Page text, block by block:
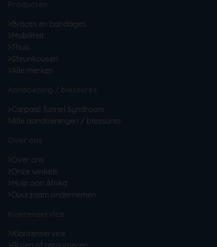
Braces en bandages
Mobiliteit
Thuis
Steunkousen
Alle merken
Carpaal Tunnel Syndroom
Alle aandoeningen / blessures
Over ons
Onze winkels
Hulp aan Afrika
Duurzaam ondernemen
Klantenservice
Ruilen of retourneren